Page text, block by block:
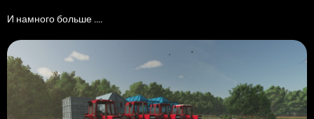
И намного больше ....